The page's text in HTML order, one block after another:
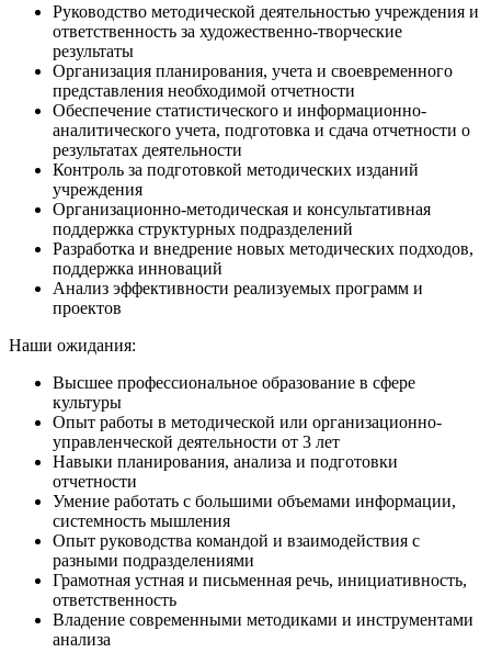
Руководство методической деятельностью учреждения и
ответственность за художественно-творческие
результаты
Организация планирования, учета и своевременного
представления необходимой отчетности
Обеспечение статистического и информационно-
аналитического учета, подготовка и сдача отчетности о
результатах деятельности
Контроль за подготовкой методических изданий
учреждения
Организационно-методическая и консультативная
поддержка структурных подразделений
Разработка и внедрение новых методических подходов,
поддержка инноваций
Анализ эффективности реализуемых программ и
проектов
Наши ожидания:
Высшее профессиональное образование в сфере
культуры
Опыт работы в методической или организационно-
управленческой деятельности от 3 лет
Навыки планирования, анализа и подготовки
отчетности
Умение работать с большими объемами информации,
системность мышления
Опыт руководства командой и взаимодействия с
разными подразделениями
Грамотная устная и письменная речь, инициативность,
ответственность
Владение современными методиками и инструментами
анализа